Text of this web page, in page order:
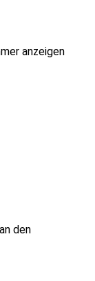
anzeigen
den